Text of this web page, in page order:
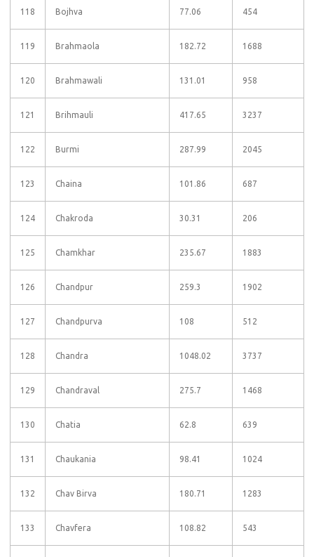
118 Bojhva 77.06 454
119 Brahmaola 182.72 1688
120 Brahmawali 131.01 958
121 Brihmauli 417.65 3237
122 Burmi 287.99 2045
123 Chaina 101.86 687
124 Chakroda 30.31 206
125 Chamkhar 235.67 1883
126 Chandpur 259.3 1902
127 Chandpurva 108 512
128 Chandra 1048.02 3737
129 Chandraval 275.7 1468
130 Chatia 62.8 639
131 Chaukania 98.41 1024
132 Chav Birva 180.71 1283
133 Chavfera 108.82 543